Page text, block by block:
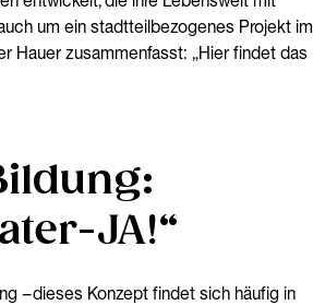
um ein stadtteilbezogenes Projekt im
Hauer zusammenfasst: „Hier findet das
JA!“
– dieses Konzept findet sich häufig in